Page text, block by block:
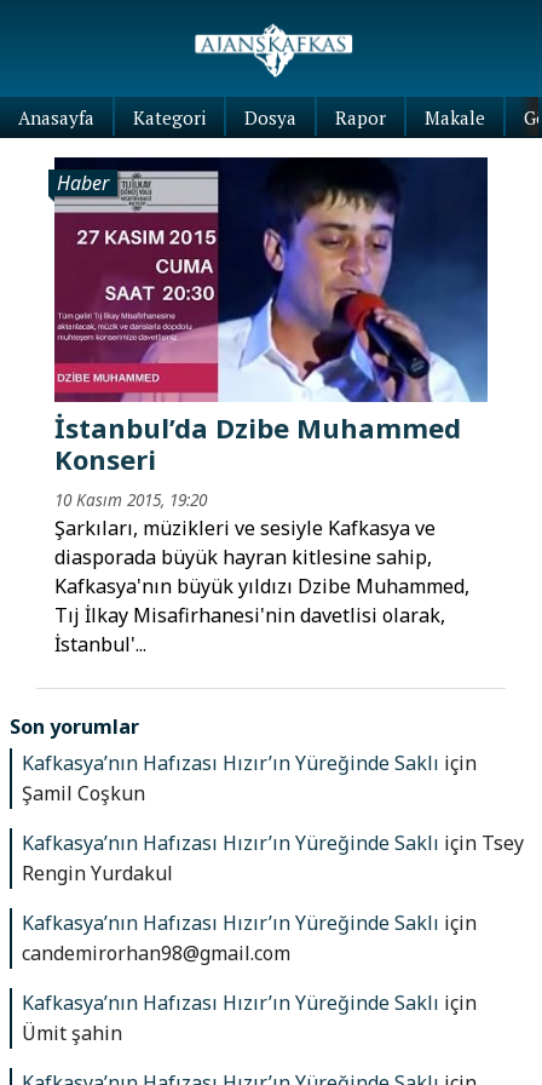
Anasayfa Kategori Dosya Rapor Makale
Haber
İstanbul’da Dzibe Muhammed
Konseri
10 Kasım 2015, 19:20
Şarkıları, müzikleri ve sesiyle Kafkasya ve
diasporada büyük hayran kitlesine sahip,
Kafkasya'nın büyük yıldızı Dzibe Muhammed,
Tıj İlkay Misafirhanesi'nin davetlisi olarak,
İstanbul'...
Son yorumlar
Kafkasya’nın Hafızası Hızır’ın Yüreğinde Saklı için
Şamil Coşkun
Kafkasya’nın Hafızası Hızır’ın Yüreğinde Saklı için Tsey
Rengin Yurdakul
Kafkasya’nın Hafızası Hızır’ın Yüreğinde Saklı için
candemirorhan98@gmail.com
Kafkasya’nın Hafızası Hızır’ın Yüreğinde Saklı için
Ümit şahin